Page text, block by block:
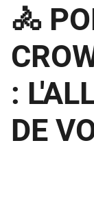
🚴
:
DE